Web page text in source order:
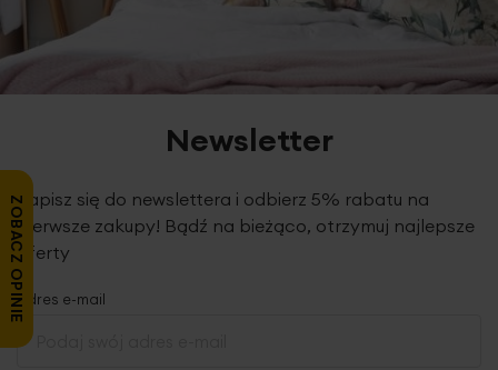
Newsletter
Zapisz się do newslettera i odbierz 5% rabatu na
pierwsze zakupy! Bądź na bieżąco, otrzymuj najlepsze
oferty
Adres e-mail
ZOBACZ OPINIE